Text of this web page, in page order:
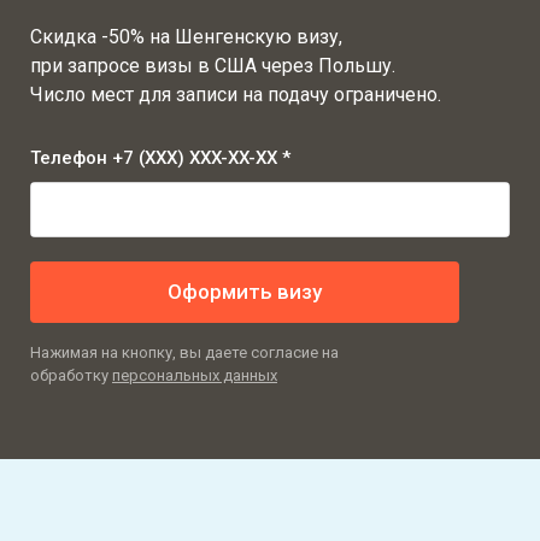
Скидка -50% на Шенгенскую визу,
при запросе визы в США через Польшу.
Число мест для записи на подачу ограничено.
Телефон +7 (XXX) XXX-XX-XX *
Оформить визу
Нажимая на кнопку, вы даете согласие на
обработку персональных данных